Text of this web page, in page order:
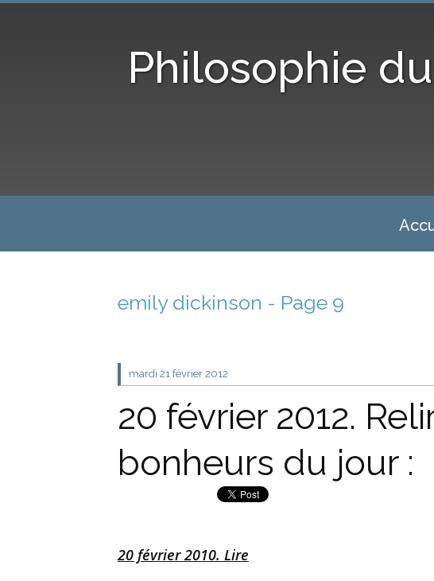
Philosophie
emily dickinson - Page 9
mardi 21 février 2012
20 février 2012.
bonheurs du jour :
20 février 2010. Lire